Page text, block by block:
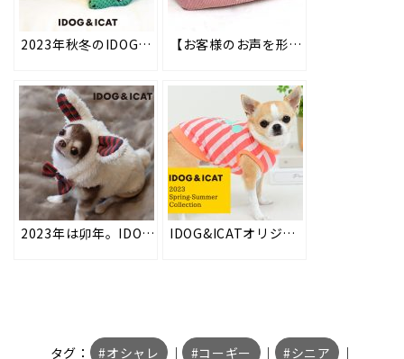
2023年秋冬のIDOG&ICAT新作イベントウェアを2023年8月18日より順次販売。ハロウィン・クリスマス・お正月など、秋冬のイベントにピッタリのペット用コスチュームです。 【お客様のお声を形に】毛布ポンチョ【ペットの着る毛布】が更に快適に。#90
2023年は卯年。IDOG&ICATでは年賀状や記念撮影にオススメの可愛い干支ドッグウェア「うさぎパーカー」「うさぎスヌード」を2022年9月4日より順次販売開始！ IDOG&ICATオリジナルの春夏新作ドッグウェアを2023年2月2日より順次販売開始！愛犬の着心地を優先した高品質の犬用お洋服。防虫機能やひんやり効果などの機能ウェアも充実！
タグ： オシャレ ｜ コーギー ｜ シニア ｜